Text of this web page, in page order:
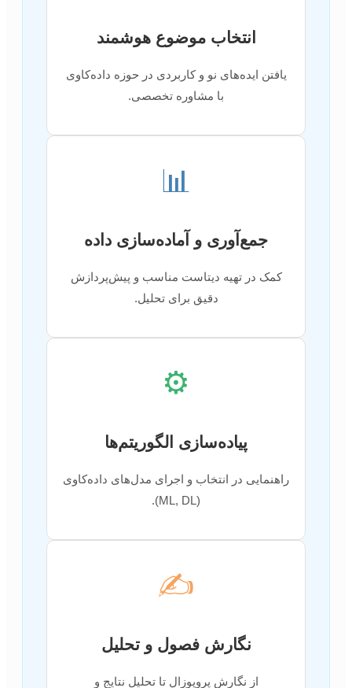
انتخاب موضوع هوشمند
یافتن ایده‌های نو و کاربردی در حوزه داده‌کاوی
با مشاوره تخصصی.
📊
جمع‌آوری و آماده‌سازی داده
کمک در تهیه دیتاست مناسب و پیش‌پردازش
دقیق برای تحلیل.
⚙️
پیاده‌سازی الگوریتم‌ها
راهنمایی در انتخاب و اجرای مدل‌های داده‌کاوی
(ML, DL).
✍️
نگارش فصول و تحلیل
از نگارش پروپوزال تا تحلیل نتایج و